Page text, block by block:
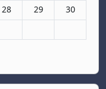
август
26 август
четвъртък, 27
Няма събития, петък, 28
28 Няма събития,
29 Няма
30